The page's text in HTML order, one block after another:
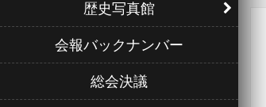
歴史写真館
会報バックナンバー
総会決議